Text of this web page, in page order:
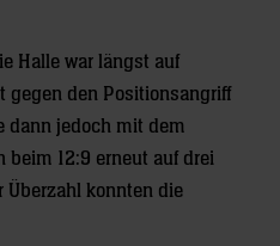
Halle war längst auf
gegen den Positionsangriff
dann jedoch mit dem
beim 12:9 erneut auf drei
Überzahl konnten die